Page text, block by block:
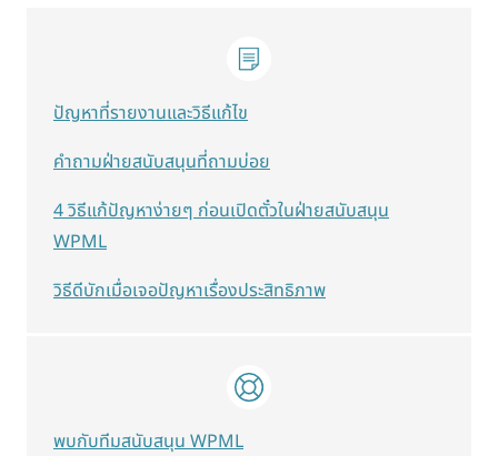
ปัญหาที่รายงานและวิธีแก้ไข
คำถามฝ่ายสนับสนุนที่ถามบ่อย
4 วิธีแก้ปัญหาง่ายๆ ก่อนเปิดตั๋วในฝ่ายสนับสนุน
WPML
วิธีดีบักเมื่อเจอปัญหาเรื่องประสิทธิภาพ
พบกับทีมสนับสนุน WPML